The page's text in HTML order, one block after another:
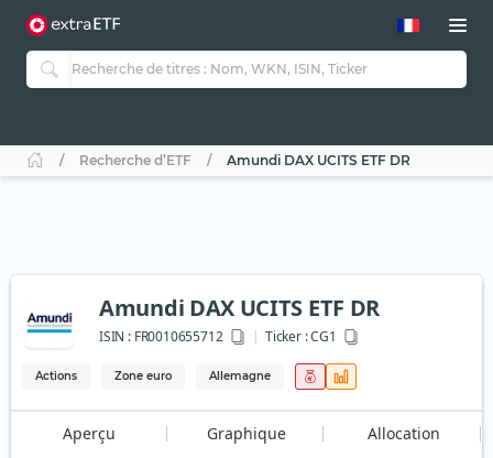
Recherche d’ETF Amundi DAX UCITS ETF DR
Amundi DAX UCITS ETF DR
ISIN :FR0010655712 Ticker :CG1
Actions Zone euro Allemagne
Aperçu Graphique Allocation